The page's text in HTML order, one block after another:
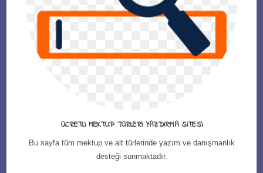
ÜCRETLI MEKTUP TÜRLERI YAZDIRMA SITESI
Bu sayfa tüm mektup ve alt türlerinde yazım ve danışmanlık
desteği sunmaktadır.